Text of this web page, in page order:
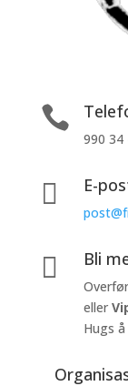

990 34
 E-
 Bli
eller
Hugs